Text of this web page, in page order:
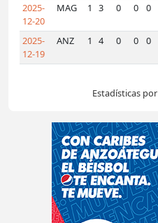
2025-
12-20
MAG 1 3 0 0 0
2025-
12-19
ANZ 1 4 0 0 0
Estadísticas por